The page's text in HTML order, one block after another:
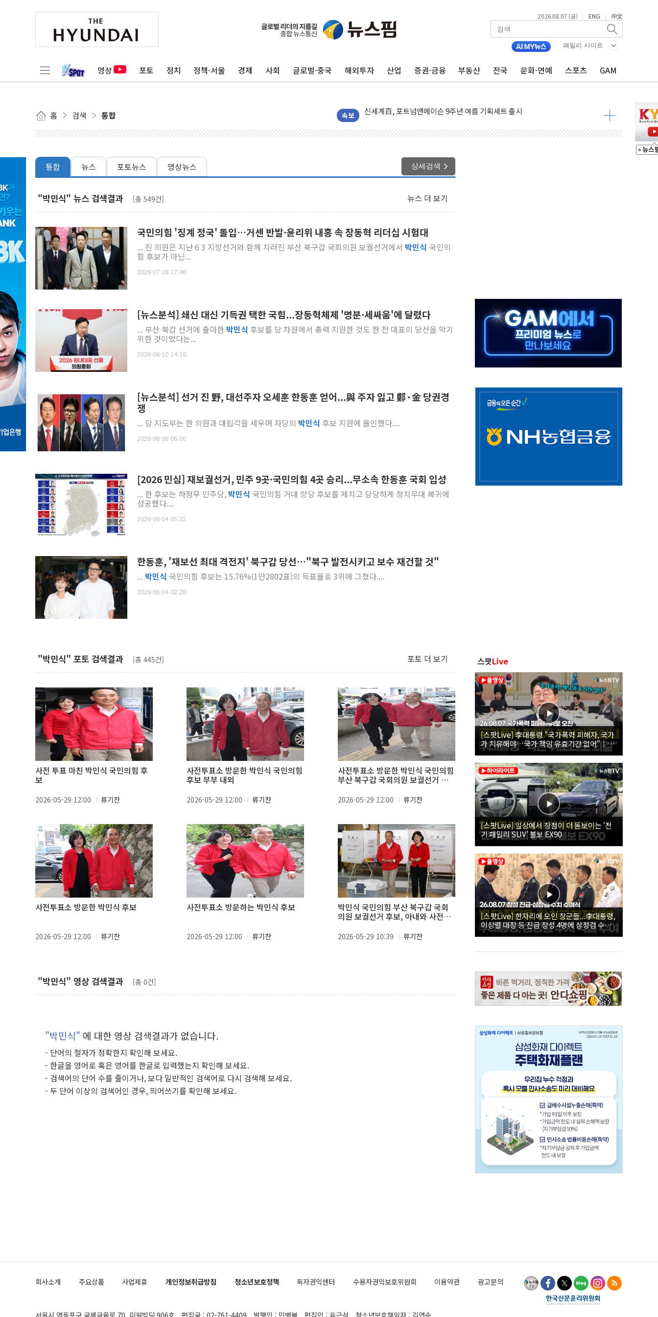
2026.08.07 (금) | ENG | 中文
패밀리 사이트
영상 포토 정치 정책·서울 경제 사회 글로벌·중국 해외투자 산업 증권·금융 부동산 전국 문화·연예 스포츠 GAM
홈 검색 통합 속보
GS25 '소비뇽레몬블랑하이볼', 레드닷 디자인 어워드 수상
李대통령, 국가폭력 피해자 청와대로 초청해 사과…"국가가 책임 다하겠다"
[기자수첩] ISA 개편, 국장 살리기보다 투자자 설득이 먼저
美 태양광 수입장벽에 한화큐셀·OCI '반색'…비중국산 부담은 변수
교보증권, 10일까지 코스피200 지수 기초자산 원금지급형 ELB 공모
[뉴스핌 뉴스레터 Today ANDA] 8월 7일
보름째 잠 못 드는 서울…30도 열대야에 피로 누적 '건강 적신호'
우유자조금, 노인복지관 찾아 어르신 우유 지원 점검
더본코리아 롤링파스타, 파브리 셰프 모델 발탁
"PAFC만으론 어렵다"…두산퓨얼셀, SOFC에 사활
임대사업자, 등록임대 세제혜택 축소에 반발…"정책 신뢰 뒤집어"
대우건설, 50대 이강석 대표 전면에...임원·조직 대대적 개편 예고
비츠로넥스텍, 한화에어로스페이스와 '누리호 5기분 엔진 구성품' 수주
통합 뉴스 포토뉴스 영상뉴스 상세검색
"박민식" 뉴스 검색결과 [총 549건] 뉴스 더 보기
국민의힘 '징계 정국' 돌입…거센 반발·윤리위 내홍 속 장동혁 리더십 시험대
... 진 의원은 지난 6 3 지방선거와 함께 치러진 부산 북구갑 국회의원 보궐선거에서 박민식 국민의
힘 후보가 아닌...
2026-07-28 17:46
[뉴스분석] 쇄신 대신 기득권 택한 국힘...장동혁체제 '명분·세싸움'에 달렸다
... 부산 북갑 선거에 출마한 박민식 후보를 당 차원에서 총력 지원한 것도 한 전 대표의 당선을 막기
위한 것이었다는...
2026-06-10 14:18
[뉴스분석] 선거 진 野, 대선주자 오세훈 한동훈 얻어...與 주자 잃고 鄭·金 당권경
쟁
... 당 지도부는 한 의원과 대립각을 세우며 자당의 박민식 후보 지원에 올인했다....
2026-06-08 06:00
[2026 민심] 재보궐선거, 민주 9곳·국민의힘 4곳 승리...무소속 한동훈 국회 입성
... 한 후보는 하정우 민주당, 박민식 국민의힘 거대 양당 후보를 제치고 당당하게 정치무대 복귀에
성공했다....
2026-06-04 05:32
한동훈, '재보선 최대 격전지' 북구갑 당선…"북구 발전시키고 보수 재건할 것"
... 박민식 국민의힘 후보는 15.76%(1만2802표)의 득표율로 3위에 그쳤다....
2026-06-04 02:20
"박민식" 포토 검색결과 [총 445건] 포토 더 보기
사전 투표 마친 박민식 국민의힘 후
보
2026-05-29 12:00 류기찬
사전투표소 방문한 박민식 국민의힘
후보 부부 내외
2026-05-29 12:00 류기찬
사전투표소 방문한 박민식 국민의힘
부산 북구갑 국회의원 보궐선거 후
2026-05-29 12:00 류기찬
사전투표소 방문한 박민식 후보
2026-05-29 12:00 류기찬
사전투표소 방문하는 박민식 후보
2026-05-29 12:00 류기찬
박민식 국민의힘 부산 북구갑 국회
의원 보궐선거 후보, 아내와 사전투
2026-05-29 10:39 류기찬
"박민식" 영상 검색결과 [총 0건]
"박민식" 에 대한 영상 검색결과가 없습니다.
- 단어의 철자가 정확한지 확인해 보세요.
- 한글을 영어로 혹은 영어를 한글로 입력했는지 확인해 보세요.
- 검색어의 단어 수를 줄이거나, 보다 일반적인 검색어로 다시 검색해 보세요.
- 두 단어 이상의 검색어인 경우, 띄어쓰기를 확인해 보세요.
스팟Live
[스팟Live] 李대통령 "국가폭력 피해자, 국가
가 치유해야…국가 책임 유효기간 없어"｜
26.08.07 국가폭력 피해자 위로 오찬
[스팟Live] 일상에서 장점이 더 돋보이는 '전
기 패밀리 SUV' 볼보 EX90
[스팟Live] 한자리에 모인 장군들...李대통령,
이상렬 대장 등 진급 장성 4명에 삼정검 수치
직접 수여｜26.08.07 장성 진급·삼정검 수치
회사소개 주요상품 사업제휴 개인정보취급방침 청소년보호정책 독자권익센터 수용자권익보호위원회 이용약관 광고문의
서울시 영등포구 국제금융로 70, 미원빌딩 906호 편집국 : 02-761-4409 발행인 : 민병복 편집인 : 유근석 청소년보호책임자 : 김연순